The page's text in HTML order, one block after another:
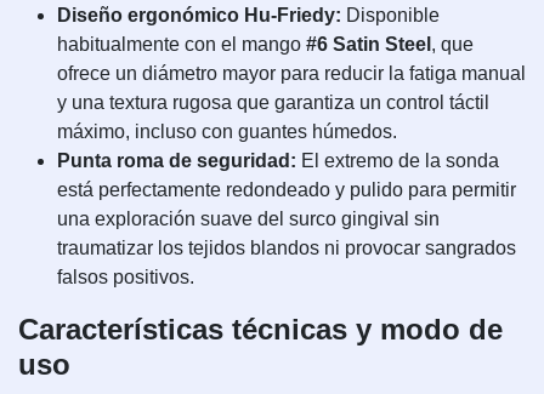
Diseño ergonómico Hu-Friedy: Disponible
habitualmente con el mango #6 Satin Steel , que
ofrece un diámetro mayor para reducir la fatiga manual
y una textura rugosa que garantiza un control táctil
máximo, incluso con guantes húmedos.
Punta roma de seguridad: El extremo de la sonda
está perfectamente redondeado y pulido para permitir
una exploración suave del surco gingival sin
traumatizar los tejidos blandos ni provocar sangrados
falsos positivos.
Características técnicas y modo de
uso